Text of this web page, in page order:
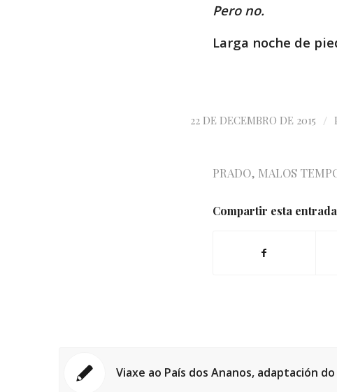
Pero no.
Larga noche de
22 DE DECEMBRO DE 2015 /
PRADO, MALOS
Compartir esta entrada
Viaxe ao País dos Ananos, adaptación do